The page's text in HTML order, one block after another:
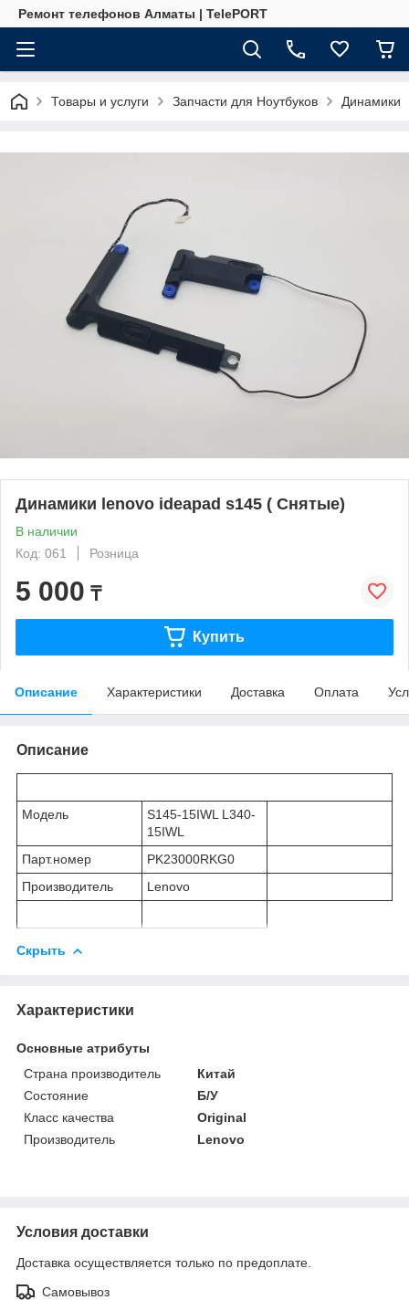
Ремонт телефонов Алматы | TelePORT
Товары и услуги Запчасти для Ноутбуков Динамики
Динамики lenovo ideapad s145 ( Снятые)
В наличии
Код: 061
Розница
5 000 ₸
Купить
Описание Характеристики Доставка Оплата
Описание
Модель
S145-15IWL L340-
15IWL
Парт.номер
PK23000RKG0
Производитель
Lenovo
Скрыть
Характеристики
Основные атрибуты
Страна производитель
Китай
Состояние
Б/У
Класс качества
Original
Производитель
Lenovo
Условия доставки
Доставка осуществляется только по предоплате.
Самовывоз